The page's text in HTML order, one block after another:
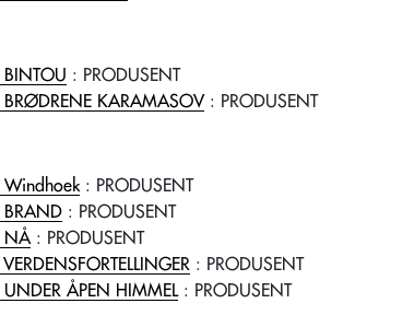
BINTOU : PRODUSENT
BRØDRENE KARAMASOV : PRODUSENT
Windhoek : PRODUSENT
BRAND : PRODUSENT
NÅ : PRODUSENT
VERDENSFORTELLINGER : PRODUSENT
UNDER ÅPEN HIMMEL: PRODUSENT